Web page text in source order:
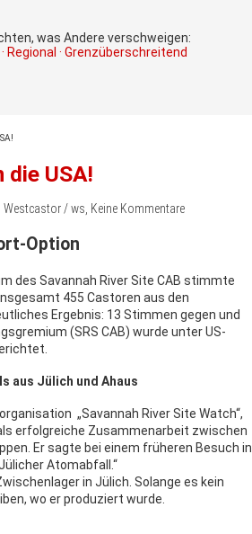
was Andere verschweigen:
Regional · Grenzüberschreitend
USA!
/ ws, Keine Kommentare
Option
des Savannah River Site CAB stimmte
455 Castoren aus den
Ergebnis: 13 Stimmen gegen und
(SRS CAB) wurde unter US-
aus Jülich und Ahaus
„Savannah River Site Watch“,
erfolgreiche Zusammenarbeit zwischen
Er sagte bei einem früheren Besuch in
Atomabfall.“
in Jülich. Solange es kein
wo er produziert wurde.